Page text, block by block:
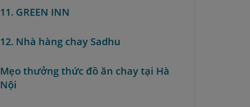
11. GREEN INN
12. Nhà hàng chay Sadhu
Mẹo thưởng thức đồ ăn chay tại Hà
Nội